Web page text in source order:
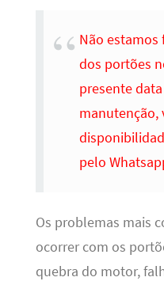
Não estamos
dos portões
presente
manutenção,
pelo
Os problemas mais
ocorrer com os
quebra do motor,